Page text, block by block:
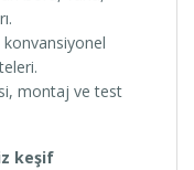
konvansiyonel
montaj ve test
keşif